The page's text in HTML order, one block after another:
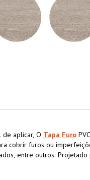
de aplicar, O Tapa Furo
cobrir furos ou
entre outros.
disfarçar, o